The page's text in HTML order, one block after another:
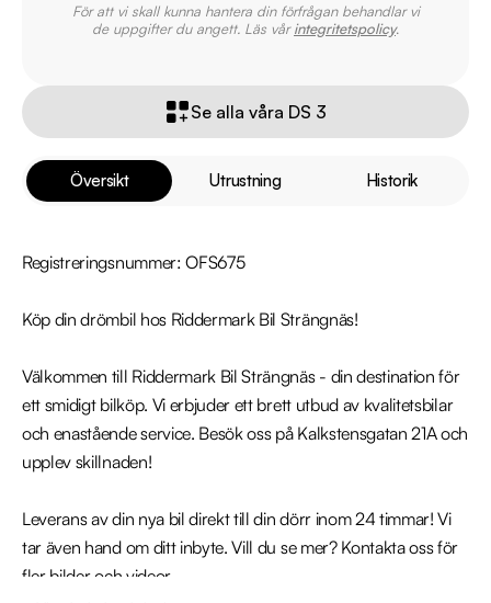
Översikt Utrustning Historik
Registreringsnummer: OFS675
Köp din drömbil hos Riddermark Bil Strängnäs!
Välkommen till Riddermark Bil Strängnäs - din destination för
ett smidigt bilköp. Vi erbjuder ett brett utbud av kvalitetsbilar
och enastående service. Besök oss på Kalkstensgatan 21A och
upplev skillnaden!
Leverans av din nya bil direkt till din dörr inom 24 timmar! Vi
tar även hand om ditt inbyte. Vill du se mer? Kontakta oss för
fler bilder och videor.
För att vi skall kunna hantera din förfrågan behandlar vi
de uppgifter du angett. Läs vårintegritetspolicy.
Se alla våra DS 3